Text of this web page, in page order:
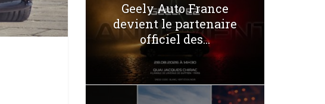
Geely Auto France
devient le partenaire
officiel des...